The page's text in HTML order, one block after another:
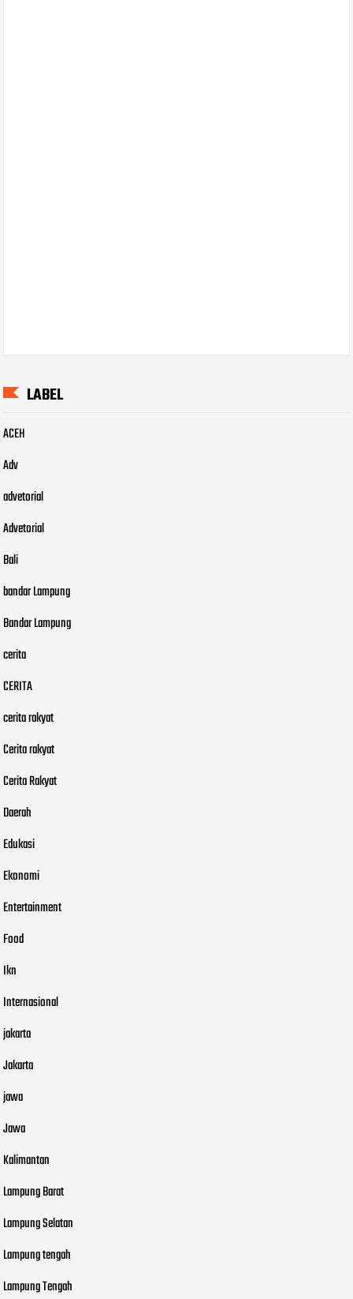
LABEL
ACEH
Adv
advetorial
Advetorial
Bali
bandar Lampung
Bandar Lampung
cerita
CERITA
cerita rakyat
Cerita rakyat
Cerita Rakyat
Daerah
Edukasi
Ekonomi
Entertainment
Food
Ikn
Internasional
jakarta
Jakarta
jawa
Jawa
Kalimantan
Lampung Barat
Lampung Selatan
Lampung tengah
Lampung Tengah